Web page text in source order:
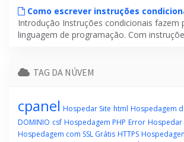
Como escrever instruções
Introdução Instruções condicionais fazem
linguagem de programação. Com
TAG DA NÚVEM
cpanel Hospedar Site html Hospedagem
DOMINIO csf Hospedagem PHP Error Hospedar
Hospedagem com SSL Grátis HTTPS